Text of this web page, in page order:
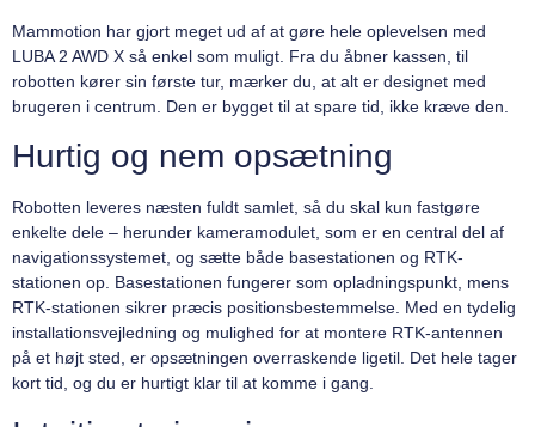
Mammotion har gjort meget ud af at gøre hele oplevelsen med
LUBA 2 AWD X så enkel som muligt. Fra du åbner kassen, til
robotten kører sin første tur, mærker du, at alt er designet med
brugeren i centrum. Den er bygget til at spare tid, ikke kræve den.
Hurtig og nem opsætning
Robotten leveres næsten fuldt samlet, så du skal kun fastgøre
enkelte dele – herunder kameramodulet, som er en central del af
navigationssystemet, og sætte både basestationen og RTK-
stationen op. Basestationen fungerer som opladningspunkt, mens
RTK-stationen sikrer præcis positionsbestemmelse. Med en tydelig
installationsvejledning og mulighed for at montere RTK-antennen
på et højt sted, er opsætningen overraskende ligetil. Det hele tager
kort tid, og du er hurtigt klar til at komme i gang.